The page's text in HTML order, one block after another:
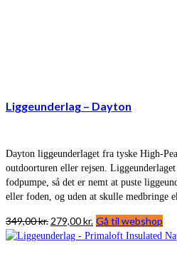
Liggeunderlag – Dayton
Dayton liggeunderlaget fra tyske High-
outdoorturen eller rejsen.
fodpumpe, så det er nemt at puste
eller foden, og uden at skulle medbringe
349,00kr. Den
oprindelige
279,00kr. Den
aktuelle
Gå til webshop